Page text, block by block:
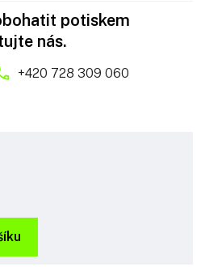
potiskem
nás.
+420 728 309 060